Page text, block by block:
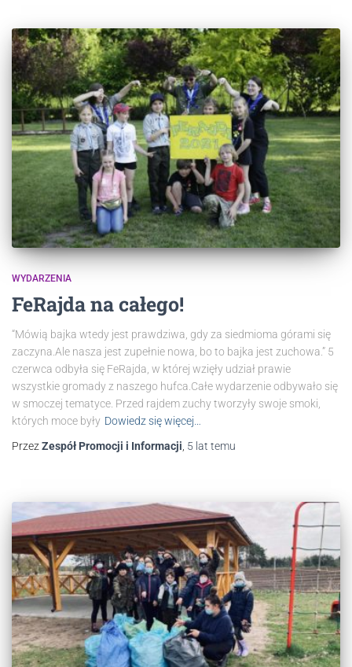
WYDARZENIA
FeRajda na całego!
“Mówią bajka wtedy jest prawdziwa, gdy za siedmioma górami się
zaczyna.Ale nasza jest zupełnie nowa, bo to bajka jest zuchowa.” 5
czerwca odbyła się FeRajda, w której wzięły udział prawie
wszystkie gromady z naszego hufca.Całe wydarzenie odbywało się
w smoczej tematyce. Przed rajdem zuchy tworzyły swoje smoki,
których moce były Dowiedz się więcej…
Przez Zespół Promocji i Informacji 5 lat temu